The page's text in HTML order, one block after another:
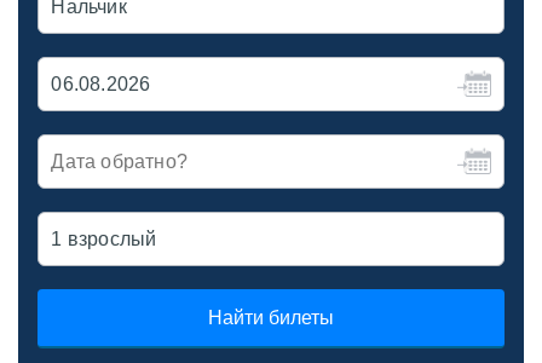
Найти билеты